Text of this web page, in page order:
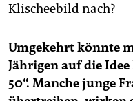
Klischeebild nach?
Umgekehrt könnte
Jährigen auf die
50“. Manche junge